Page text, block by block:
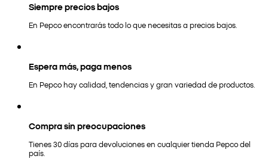
Siempre precios bajos
En Pepco encontrarás todo lo que necesitas a precios bajos.
Espera más, paga menos
En Pepco hay calidad, tendencias y gran variedad de productos.
Compra sin preocupaciones
Tienes 30 días para devoluciones en cualquier tienda Pepco del
país.